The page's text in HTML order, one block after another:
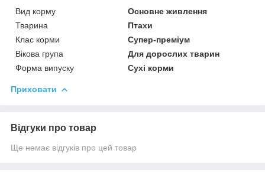
Вид корму
Основне живлення
Тварина
Птахи
Клас корми
Супер-преміум
Вікова група
Для дорослих тварин
Форма випуску
Сухі корми
Приховати
Відгуки про товар
Ще немає відгуків про цей товар